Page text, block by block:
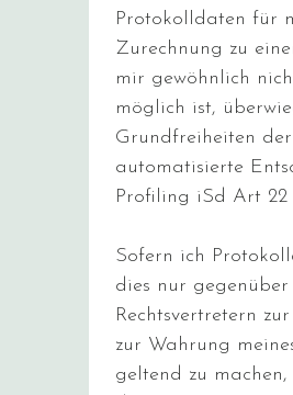
Protokolldaten für
Zurechnung zu
mir gewöhnlich
möglich ist,
Grundfreiheiten
automatisierte
Profiling iSd Art 22
Sofern ich
dies nur
Rechtsvertretern
zur Wahrung
geltend zu